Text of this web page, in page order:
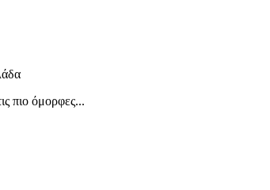
πιο όμορφες...